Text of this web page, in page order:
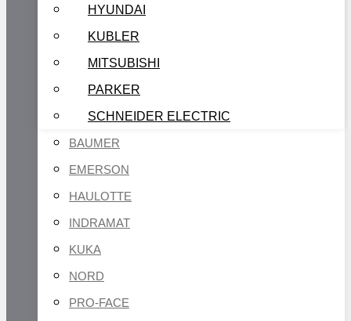
HYUNDAI
KUBLER
MITSUBISHI
PARKER
SCHNEIDER ELECTRIC
BAUMER
EMERSON
HAULOTTE
INDRAMAT
KUKA
NORD
PRO-FACE